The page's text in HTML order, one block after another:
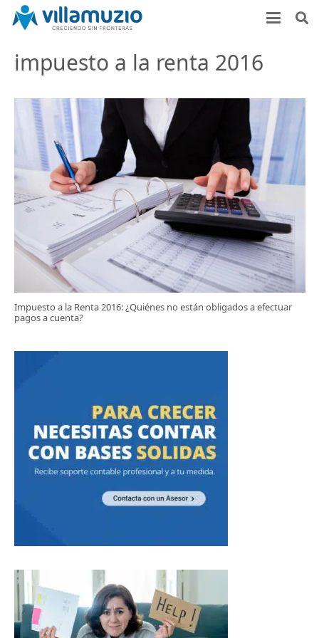
impuesto a la renta 2016
Impuesto a la Renta 2016: ¿Quiénes no están obligados a efectuar
pagos a cuenta?